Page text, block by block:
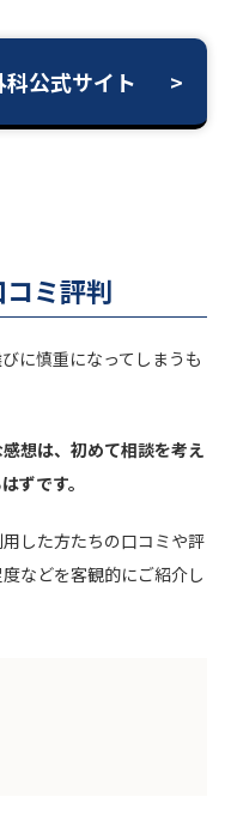
公式サイト
ミ評判
に慎重になってしまうも
想は、初めて相談を考え
ずです。
した方たちの口コミや評
などを客観的にご紹介し